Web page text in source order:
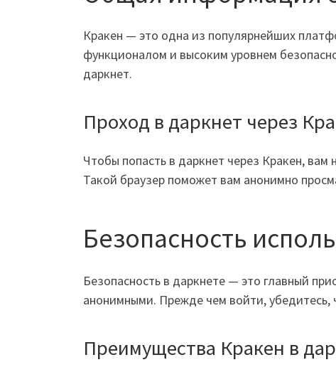
Кракен — это одна из популярнейших
функционалом и высоким уровнем
даркнет.
Проход в даркнет через
Чтобы попасть в даркнет через Кракен,
Такой браузер поможет вам анонимно
Безопасность
Безопасность в даркнете — это главный
анонимными. Прежде чем войти,
Преимущества Кракен в